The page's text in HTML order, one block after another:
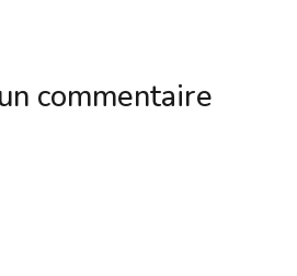
commentaire